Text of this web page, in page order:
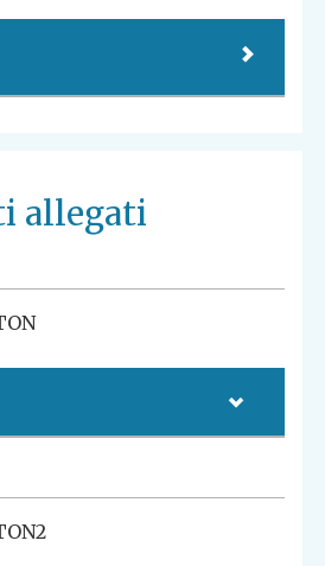
allegati